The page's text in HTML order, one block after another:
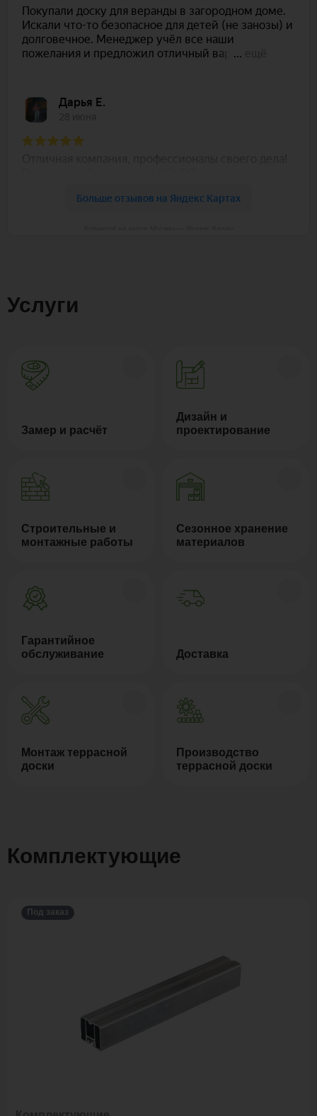
Услуги
Замер и расчёт
Дизайн и
проектирование
Строительные и
монтажные работы
Сезонное хранение
материалов
Гарантийное
обслуживание
Доставка
Монтаж террасной
доски
Производство
террасной доски
Комплектующие
Под заказ